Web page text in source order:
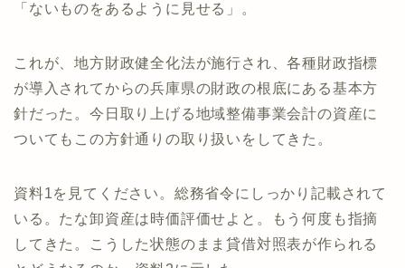
「ないものをあるように見せる」。
これが、地方財政健全化法が施行され、各種財政指標
が導入されてからの兵庫県の財政の根底にある基本方
針だった。今日取り上げる地域整備事業会計の資産に
ついてもこの方針通りの取り扱いをしてきた。
資料1を見てください。総務省令にしっかり記載されて
いる。たな卸資産は時価評価せよと。もう何度も指摘
してきた。こうした状態のまま貸借対照表が作られる